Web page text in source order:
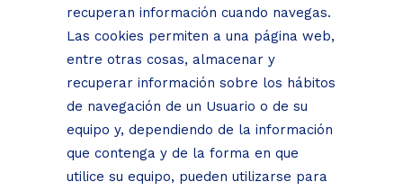
recuperan información cuando navegas.
Las cookies permiten a una página web,
entre otras cosas, almacenar y
recuperar información sobre los hábitos
de navegación de un Usuario o de su
equipo y, dependiendo de la información
que contenga y de la forma en que
utilice su equipo, pueden utilizarse para